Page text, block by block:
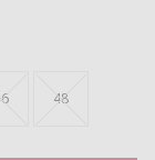
48